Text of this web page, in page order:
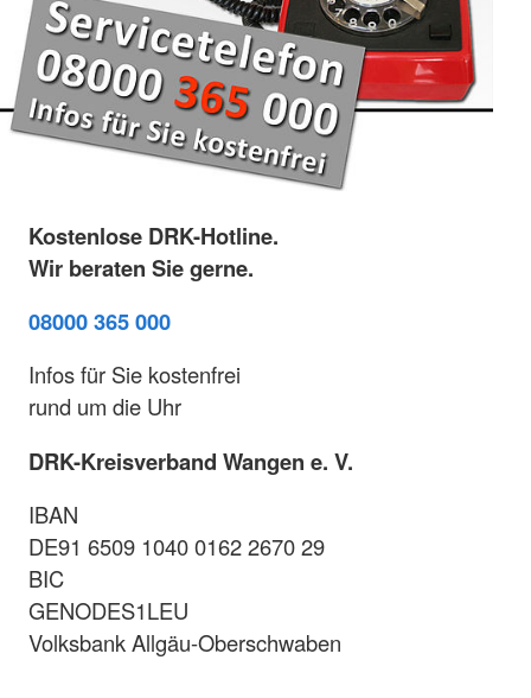
Kostenlose DRK-Hotline.
Wir beraten Sie gerne.
08000 365 000
Infos für Sie kostenfrei
rund um die Uhr
DRK-Kreisverband Wangen e. V.
IBAN
DE91 6509 1040 0162 2670 29
BIC
GENODES1LEU
Volksbank Allgäu-Oberschwaben